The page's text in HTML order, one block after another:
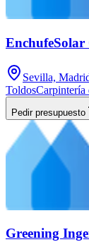
EnchufeSolar
Sevilla,
Toldos
Pedir presupuesto
Greening